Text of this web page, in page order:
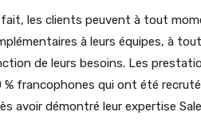
les clients peuvent à tout
à leurs équipes, à
de leurs besoins. Les
% francophones qui ont été
avoir démontré leur expertise